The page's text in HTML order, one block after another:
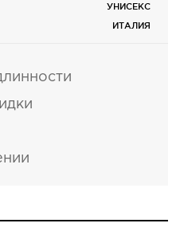
УНИСЕКС
ИТАЛИЯ